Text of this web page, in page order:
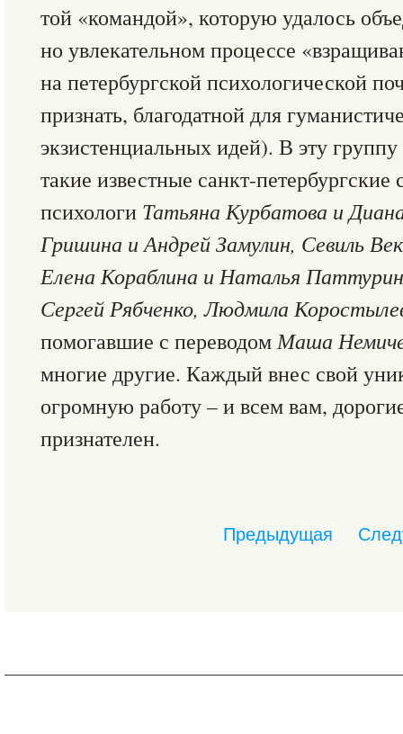
той «командой», которую удалось
но увлекательном процессе
на петербургской психологической
признать, благодатной для
экзистенциальных идей). В эту
такие известные санкт-
психологи Татьяна Курбатова и
Гришина и Андрей Замулин, Севиль
Елена Кораблина и Наталья
Сергей Рябченко, Людмила
помогавшие с переводомМаша
многие другие. Каждый внес свой
огромную работу – и всем вам,
признателен.
Предыдущая